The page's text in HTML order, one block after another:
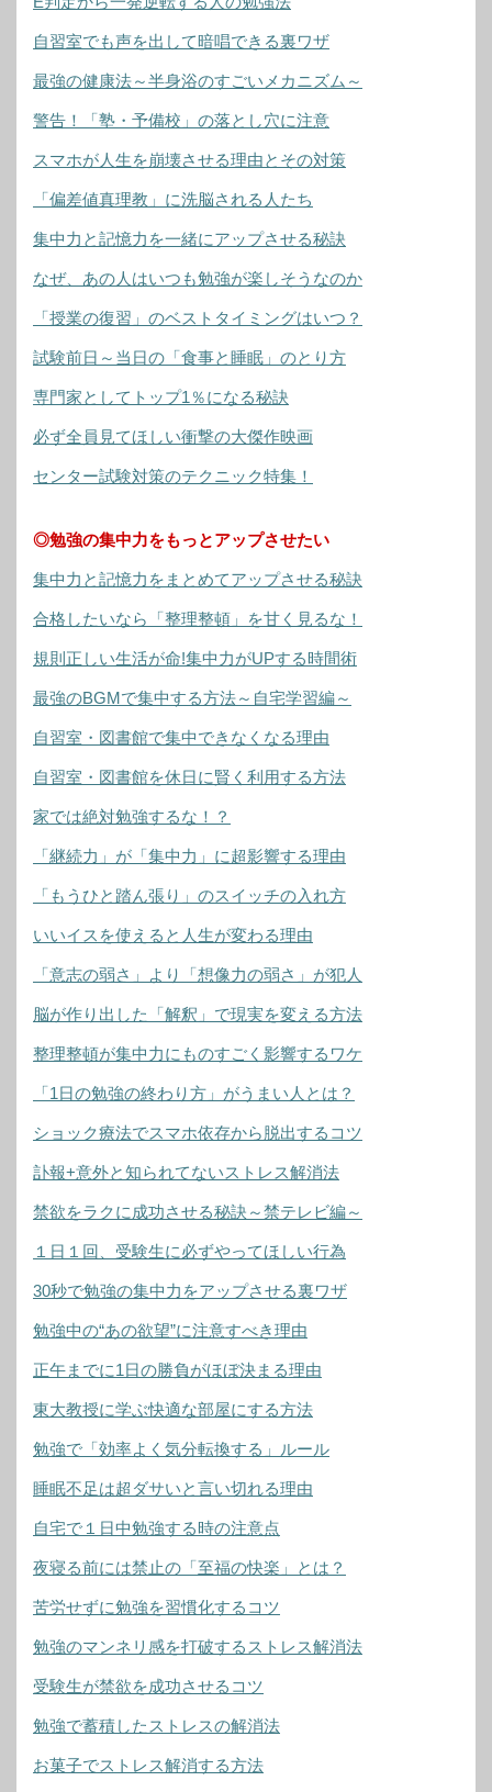
自習室でも声を出して暗唱できる裏ワザ
最強の健康法～半身浴のすごいメカニズム～
警告！「塾・予備校」の落とし穴に注意
スマホが人生を崩壊させる理由とその対策
「偏差値真理教」に洗脳される人たち
集中力と記憶力を一緒にアップさせる秘訣
なぜ、あの人はいつも勉強が楽しそうなのか
「授業の復習」のベストタイミングはいつ？
試験前日～当日の「食事と睡眠」のとり方
専門家としてトップ1％になる秘訣
必ず全員見てほしい衝撃の大傑作映画
センター試験対策のテクニック特集！
◎勉強の集中力をもっとアップさせたい
集中力と記憶力をまとめてアップさせる秘訣
合格したいなら「整理整頓」を甘く見るな！
規則正しい生活が命!集中力がUPする時間術
最強のBGMで集中する方法～自宅学習編～
自習室・図書館で集中できなくなる理由
自習室・図書館を休日に賢く利用する方法
家では絶対勉強するな！？
「継続力」が「集中力」に超影響する理由
「もうひと踏ん張り」のスイッチの入れ方
いいイスを使えると人生が変わる理由
「意志の弱さ」より「想像力の弱さ」が犯人
脳が作り出した「解釈」で現実を変える方法
整理整頓が集中力にものすごく影響するワケ
「1日の勉強の終わり方」がうまい人とは？
ショック療法でスマホ依存から脱出するコツ
訃報+意外と知られてないストレス解消法
禁欲をラクに成功させる秘訣～禁テレビ編～
１日１回、受験生に必ずやってほしい行為
30秒で勉強の集中力をアップさせる裏ワザ
勉強中の“あの欲望”に注意すべき理由
正午までに1日の勝負がほぼ決まる理由
東大教授に学ぶ快適な部屋にする方法
勉強で「効率よく気分転換する」ルール
睡眠不足は超ダサいと言い切れる理由
自宅で１日中勉強する時の注意点
夜寝る前には禁止の「至福の快楽」とは？
苦労せずに勉強を習慣化するコツ
勉強のマンネリ感を打破するストレス解消法
受験生が禁欲を成功させるコツ
勉強で蓄積したストレスの解消法
お菓子でストレス解消する方法